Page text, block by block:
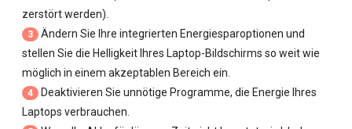
zerstört werden).
3
Ändern Sie Ihre integrierten Energiesparoptionen und
stellen Sie die Helligkeit Ihres Laptop-Bildschirms so weit wie
möglich in einem akzeptablen Bereich ein.
4
Deaktivieren Sie unnötige Programme, die Energie Ihres
Laptops verbrauchen.